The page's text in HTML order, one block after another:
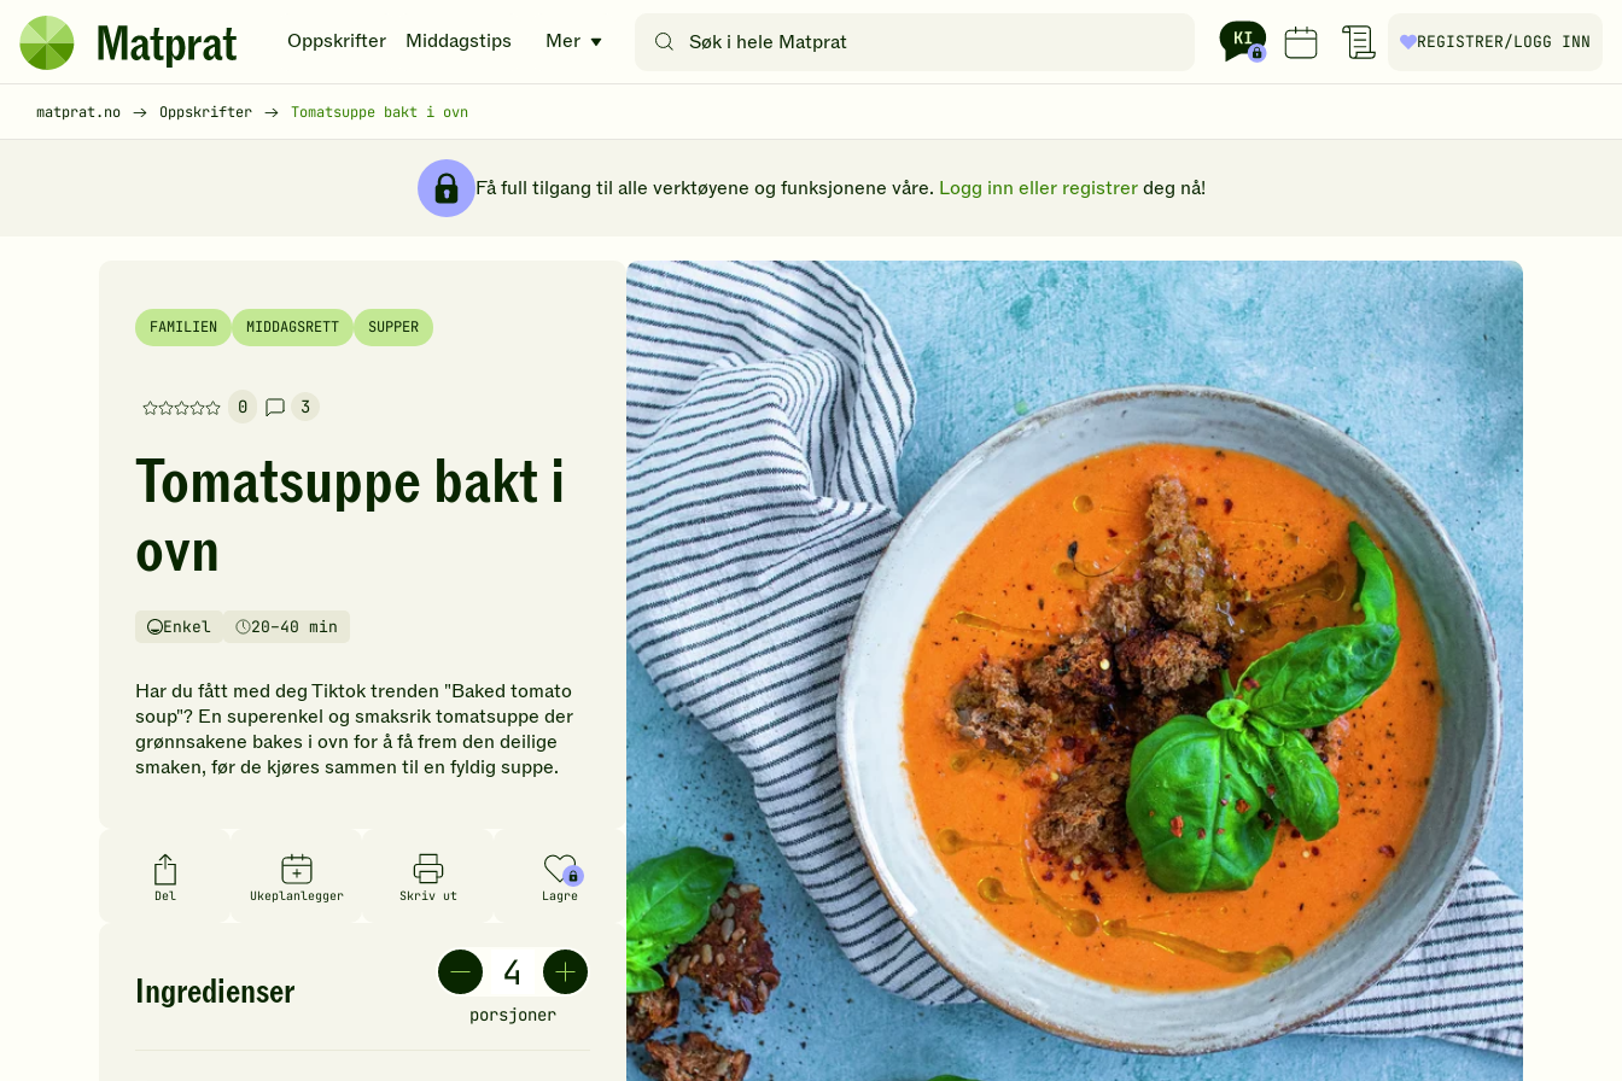
Hopp til hovedinnhold
Matprat
hjemmeside
Oppskrifter Middagstips Mer
etter
REGISTRER/LOGG INN
matprat.no Oppskrifter Tomatsuppe bakt i ovn
Få full tilgang til alle verktøyene og funksjonene våre. Logg inn eller registrer deg nå!
FAMILIEN MIDDAGSRETT SUPPER
0
Denne
har
foreløpig
vurderinger.
Bli
første
å
vurdere
denne
oppskriften.
3
Tomatsuppe bakt i
ovn
Vanskelighetsgrad
Enkel
Tilberedningstid20–40 min
Har du fått med deg Tiktok trenden "Baked tomato
soup"? En superenkel og smaksrik tomatsuppe der
grønnsakene bakes i ovn for å få frem den deilige
smaken, før de kjøres sammen til en fyldig suppe.
Del Ukeplanlegger Skriv ut Lagre
Ingredienser
porsjoner